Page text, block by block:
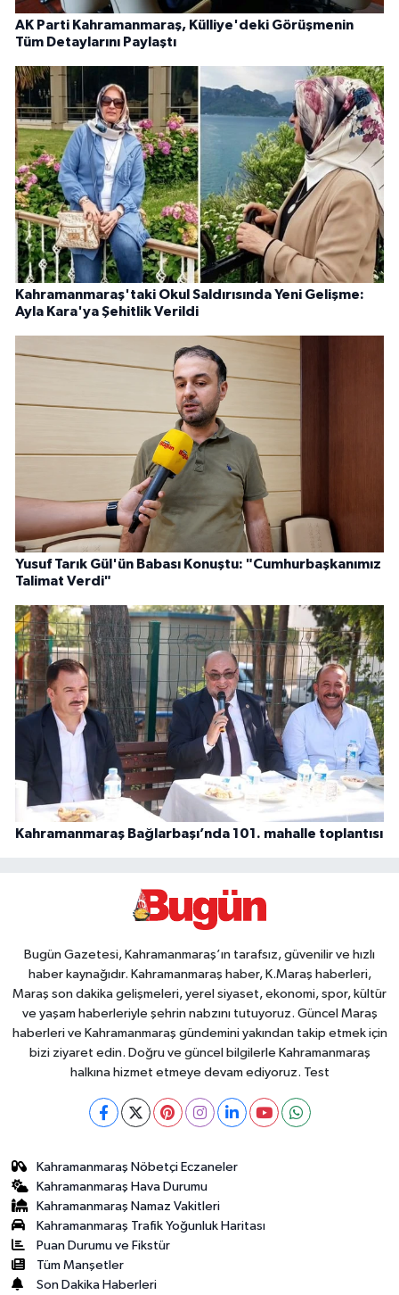
AK Parti Kahramanmaraş, Külliye'deki Görüşmenin
Tüm Detaylarını Paylaştı
Kahramanmaraş'taki Okul Saldırısında Yeni Gelişme:
Ayla Kara'ya Şehitlik Verildi
Yusuf Tarık Gül'ün Babası Konuştu: "Cumhurbaşkanımız
Talimat Verdi"
Kahramanmaraş Bağlarbaşı’nda 101. mahalle toplantısı
Bugün Gazetesi, Kahramanmaraş’ın tarafsız, güvenilir ve hızlı
haber kaynağıdır. Kahramanmaraş haber, K.Maraş haberleri,
Maraş son dakika gelişmeleri, yerel siyaset, ekonomi, spor, kültür
ve yaşam haberleriyle şehrin nabzını tutuyoruz. Güncel Maraş
haberleri ve Kahramanmaraş gündemini yakından takip etmek için
bizi ziyaret edin. Doğru ve güncel bilgilerle Kahramanmaraş
halkına hizmet etmeye devam ediyoruz. Test
Kahramanmaraş Nöbetçi Eczaneler
Kahramanmaraş Hava Durumu
Kahramanmaraş Namaz Vakitleri
Kahramanmaraş Trafik Yoğunluk Haritası
Puan Durumu ve Fikstür
Tüm Manşetler
Son Dakika Haberleri